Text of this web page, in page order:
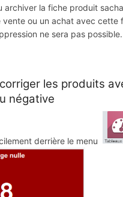
archiver la fiche produit
vente ou un achat avec cette
ne sera pas possible.
les produits
négative
derrière le menu